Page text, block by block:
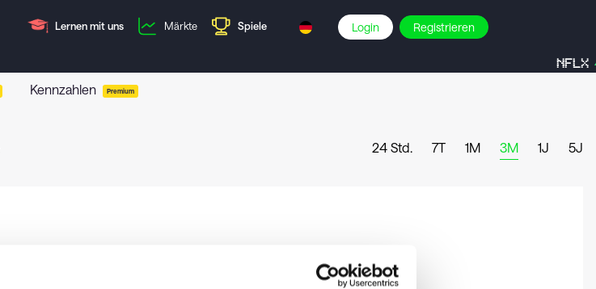
Lernen mit uns Märkte Spiele Login Registrieren
NFLX
Kennzahlen Premium
24 Std. 7T 1M 3M 1J 5J